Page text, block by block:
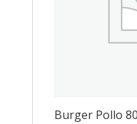
Burger Pollo